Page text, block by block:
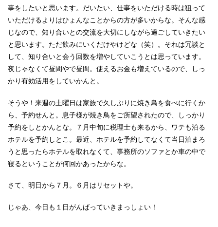
事をしたいと思います。だいたい、仕事をいただける時は狙って
いただけるよりはひょんなことからの方が多いからな。そんな感
じなので、知り合いとの交流を大切にしながら過ごしていきたい
と思います。ただ飲みにいくだけやけどな（笑）。それは冗談と
して、知り合いと会う回数を増やしていこうとは思っています。
夜じゃなくて昼間やで昼間。使えるお金も増えているので、しっ
かり有効活用をしていかんと。
そうや！来週の土曜日は家族で久しぶりに焼き鳥を食べに行くか
ら、予約せんと。息子様が焼き鳥をご所望されたので、しっかり
予約をしとかんとな。７月中旬に税理士も来るから、ワテも泊る
ホテルを予約しとこ。最近、ホテルを予約してなくて当日泊まろ
うと思ったらホテルを取れなくて、事務所のソファとか車の中で
寝るということが何回かあったからな。
さて、明日から７月。６月はリセットや。
じゃあ、今日も１日がんばっていきまっしょい！